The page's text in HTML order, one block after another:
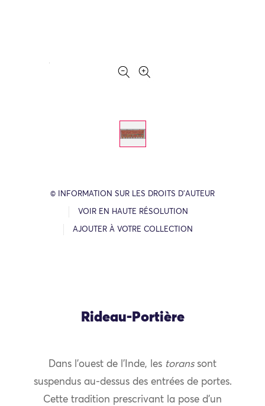
© INFORMATION SUR LES DROITS D’AUTEUR
VOIR EN HAUTE RÉSOLUTION
AJOUTER À VOTRE COLLECTION
Rideau-Portière
Dans l’ouest de l’Inde, les toranssont
suspendus au-dessus des entrées de portes.
Cette tradition prescrivant la pose d’un